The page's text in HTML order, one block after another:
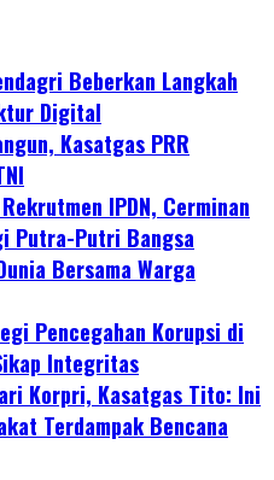
Beberkan Langkah
Digital
Kasatgas PRR
IPDN, Cerminan
Putra-Putri Bangsa
Bersama Warga
Pencegahan Korupsi di
Integritas
Korpri, Kasatgas Tito: Ini
Terdampak Bencana